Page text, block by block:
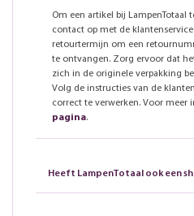
Om een artikel bij LampenTotaal
contact op met de
retourtermijn om een
te ontvangen. Zorg ervoor dat
zich in de originele verpakking
Volg de instructies van de
correct te verwerken. Voor meer
pagina.
Heeft LampenTotaal ook een